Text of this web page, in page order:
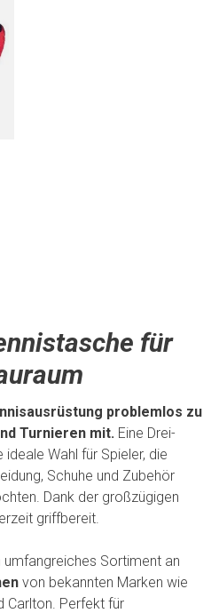
für
problemlos zu
Turnieren mit. Eine Drei-
ideale Wahl für Spieler, die
Schuhe und Zubehör
Dank der großzügigen
griffbereit.
umfangreiches Sortiment an
von bekannten Marken wie
Carlton. Perfekt für